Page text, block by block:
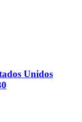
Unidos